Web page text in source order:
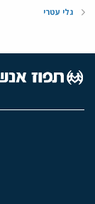
גלי עטרי